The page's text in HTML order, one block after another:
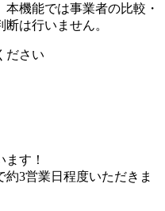
機能では事業者の比較・
は行いません。
ださい
す！
3営業日程度いただきま